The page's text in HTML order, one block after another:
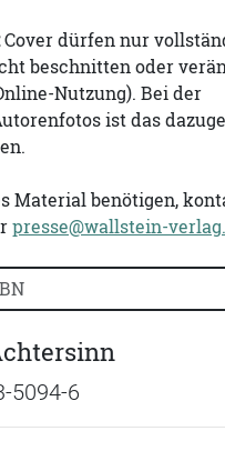
Cover dürfen nur
beschnitten oder
Nutzung). Bei der
ist das
Material benötigen,
presse@wallstein-
Autorennamen oder
5094-6